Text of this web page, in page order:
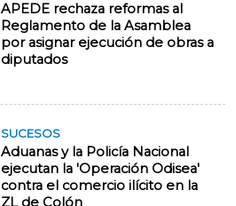
APEDE rechaza reformas al
Reglamento de la Asamblea
por asignar ejecución de obras a
diputados
SUCESOS
Aduanas y la Policía Nacional
ejecutan la 'Operación Odisea'
contra el comercio ilícito en la
ZL de Colón